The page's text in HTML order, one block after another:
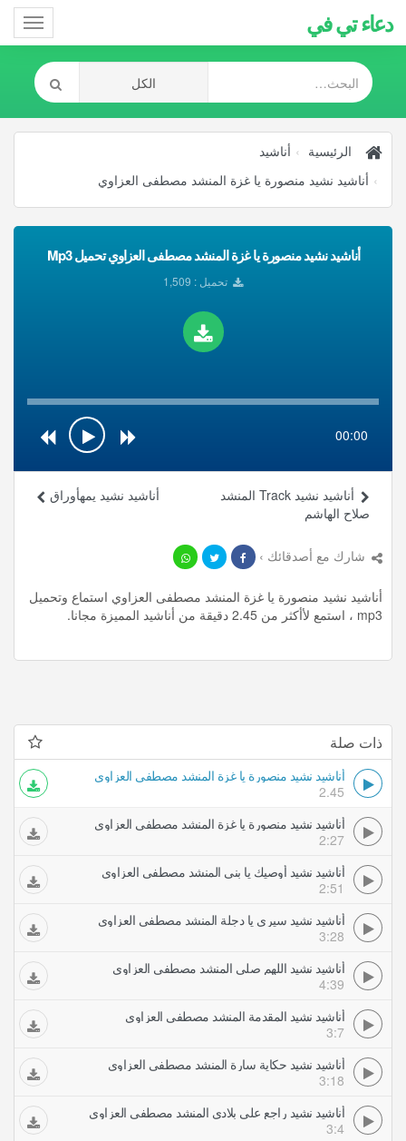
دعاء تي في
الرئيسية
أناشيد
أناشيد نشيد منصورة يا غزة المنشد مصطفى العزاوي
أناشيد نشيد منصورة يا غزة المنشد مصطفى العزاوي تحميل Mp3
تحميل : 1,509
00:00
أناشيد نشيد يمهأوراق
أناشيد نشيد Track المنشد
صلاح الهاشم
شارك مع أصدقائك ›
أناشيد نشيد منصورة يا غزة المنشد مصطفى العزاوي استماع وتحميل
mp3 ، استمع لأأكثر من 2.45 دقيقة من أناشيد المميزة مجانا.
ذات صلة
أناشيد نشيد منصورة يا غزة المنشد مصطفى العزاوي
2.45
أناشيد نشيد منصورة يا غزة المنشد مصطفى العزاوي
2:27
أناشيد نشيد أوصيك يا بني المنشد مصطفى العزاوي
2:51
أناشيد نشيد سيري يا دجلة المنشد مصطفى العزاوي
3:28
أناشيد نشيد اللهم صلي المنشد مصطفى العزاوي
4:39
أناشيد نشيد المقدمة المنشد مصطفى العزاوي
3:7
أناشيد نشيد حكاية سارة المنشد مصطفى العزاوي
3:18
أناشيد نشيد راجع على بلادي المنشد مصطفى العزاوي
3:4